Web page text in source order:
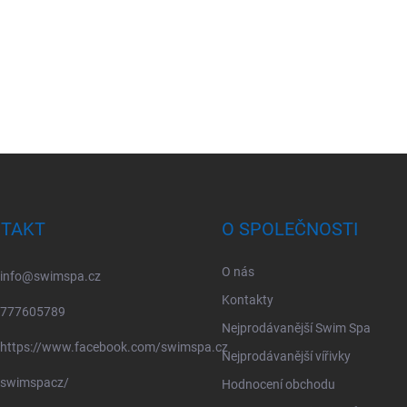
info@swimspa.cz
777605789
https://www.facebook.com/swimspa.cz
swimspacz/
O SPOLEČNOSTI
O nás
Kontakty
Nejprodávanější Swim Spa
Nejprodávanější vířivky
Hodnocení obchodu